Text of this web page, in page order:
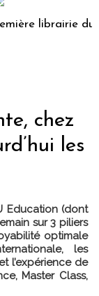
du voyage
chez
les
Education (dont
sur 3 piliers
optimale
les
l’expérience de
Master Class,